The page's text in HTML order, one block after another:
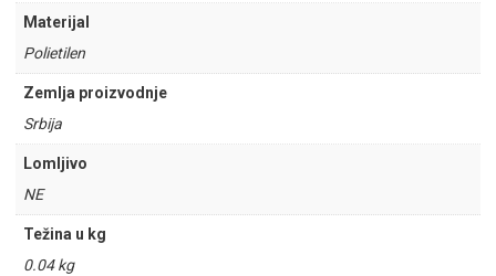
Materijal
Polietilen
Zemlja proizvodnje
Srbija
Lomljivo
NE
Težina u kg
0.04 kg